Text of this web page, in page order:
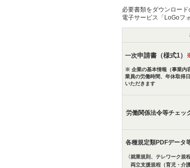
必要書類をダウンロード
電子サービス「LoGoフ
一次申請書（様式1）
※ 企業の基本情報（事業内
業員の労働時間、年休取得
いただきます
労働関係法令等チェッ
各種規定類PDFデータ
〈就業規則、テレワーク規
両立支援規程（育児・介